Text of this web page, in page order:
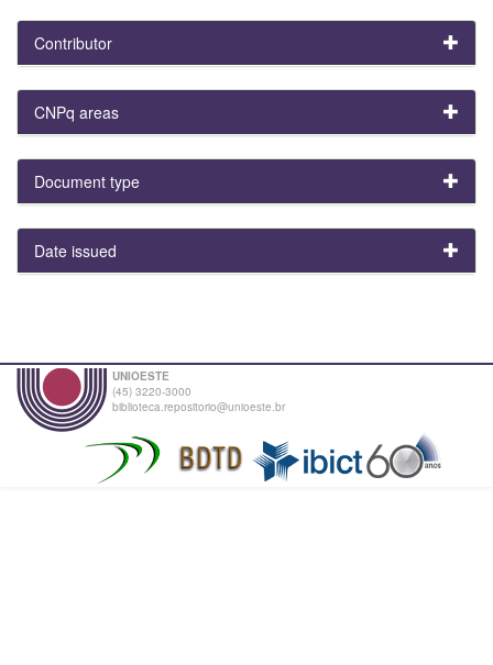
Contributor
CNPq areas
Document type
Date issued
UNIOESTE
(45) 3220-3000
biblioteca.repositorio@unioeste.br